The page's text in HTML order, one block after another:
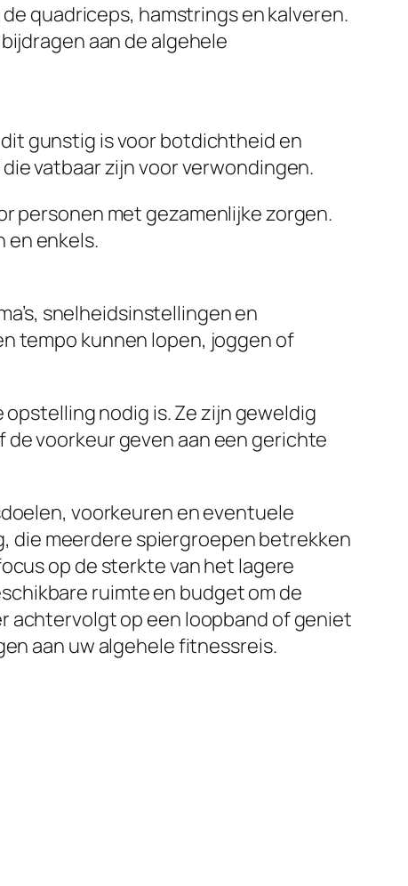
quadriceps, hamstrings en kalveren.
aan de algehele
gunstig is voor botdichtheid en
vatbaar zijn voor verwondingen.
personen met gezamenlijke zorgen.
en enkels.
snelheidsinstellingen en
tempo kunnen lopen, joggen of
nodig is. Ze zijn geweldig
voorkeur geven aan een gerichte
voorkeuren en eventuele
die meerdere spiergroepen betrekken
op de sterkte van het lagere
ruimte en budget om de
achtervolgt op een loopband of geniet
aan uw algehele fitnessreis.